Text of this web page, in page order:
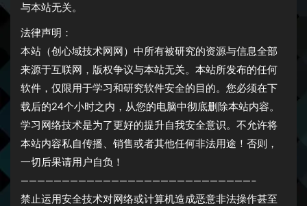
与本站无关。
法律声明：
本站（创心域技术网网）中所有被研究的资源与信息全部
来源于互联网，版权争议与本站无关。本站所发布的任何
软件，仅限用于学习和研究软件安全的目的。您必须在下
载后的24个小时之内，从您的电脑中彻底删除本站内容。
学习网络技术是为了更好的提升自我安全意识。不允许将
本站内容私自传播、销售或者其他任何非法用途！否则，
一切后果请用户自负！
————————————————————————————–
禁止运用安全技术对网络或计算机造成恶意非法操作甚至